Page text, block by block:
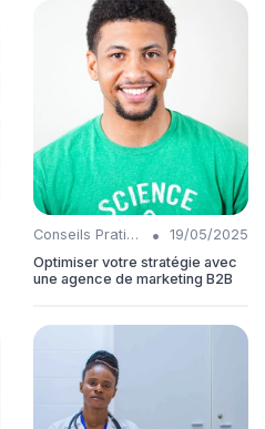
Conseils Pratiques •
19/05/2025
Optimiser votre stratégie avec
une agence de marketing B2B